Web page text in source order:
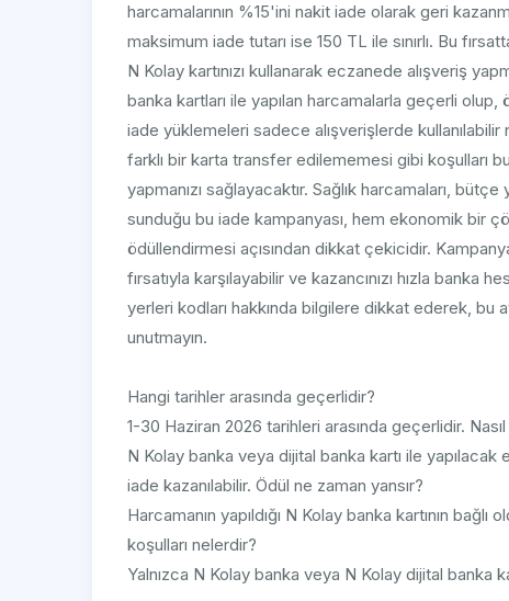
harcamalarının %15'ini nakit iade olarak geri
maksimum iade tutarı ise 150 TL ile sınırlı. Bu
N Kolay kartınızı kullanarak eczanede alışveriş
banka kartları ile yapılan harcamalarla geçerli
iade yüklemeleri sadece alışverişlerde
farklı bir karta transfer edilememesi gibi koşulları
yapmanızı sağlayacaktır. Sağlık harcamaları,
sunduğu bu iade kampanyası, hem ekonomik bir
ödüllendirmesi açısından dikkat çekicidir.
fırsatıyla karşılayabilir ve kazancınızı hızla banka
yerleri kodları hakkında bilgilere dikkat ederek, bu
unutmayın.
Hangi tarihler arasında geçerlidir?
1-30 Haziran 2026 tarihleri arasında geçerlidir. Nasıl
N Kolay banka veya dijital banka kartı ile yapılacak
iade kazanılabilir. Ödül ne zaman yansır?
Harcamanın yapıldığı N Kolay banka kartının
koşulları nelerdir?
Yalnızca N Kolay banka veya N Kolay dijital banka